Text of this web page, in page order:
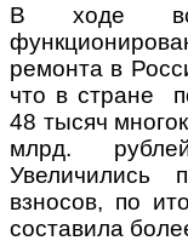
В ходе
ремонта в
что в стране
48 тысяч
млрд.
Увеличились
взносов, по
составила